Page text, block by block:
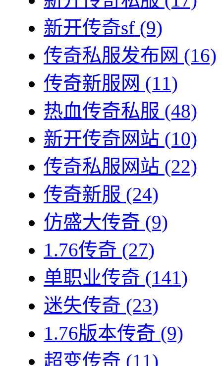
新开传奇sf (9)
传奇私服发布网 (16)
传奇新服网 (11)
热血传奇私服 (48)
新开传奇网站 (10)
传奇私服网站 (22)
传奇新服 (24)
仿盛大传奇 (9)
1.76传奇 (27)
单职业传奇 (141)
迷失传奇 (23)
1.76版本传奇 (9)
超变传奇 (11)